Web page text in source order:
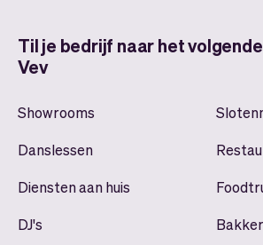
Til je bedrijf naar het
Vev
Showrooms
Danslessen
Diensten aan huis
DJ's